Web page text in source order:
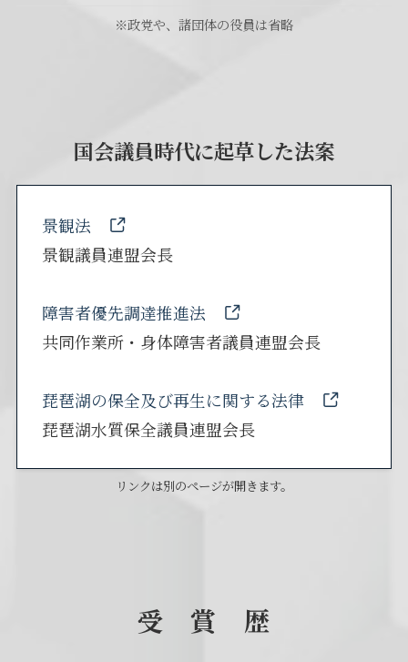
※政党や、諸団体の役員は省略
国会議員時代に起草した法案
景観法
景観議員連盟会長
障害者優先調達推進法
共同作業所・身体障害者議員連盟会長
琵琶湖の保全及び再生に関する法律
琵琶湖水質保全議員連盟会長
リンクは別のページが開きます。
受 賞 歴